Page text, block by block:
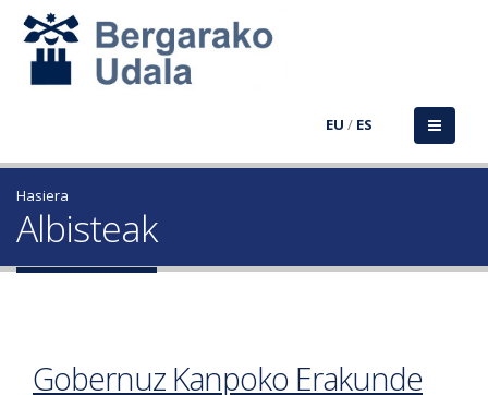
EU / ES
Hasiera
Albisteak
Gobernuz Kanpoko Erakunde